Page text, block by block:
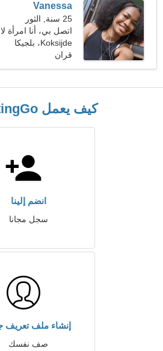
Vanessa
25 سنة, الثور
اتصل بي، أنا امرأة
Koksijde، بلجيكا
قران
كيف يعمل BelDatingGo
انضم إلينا
سجل مجانا
إنشاء ملف تعريف
صف نفسك